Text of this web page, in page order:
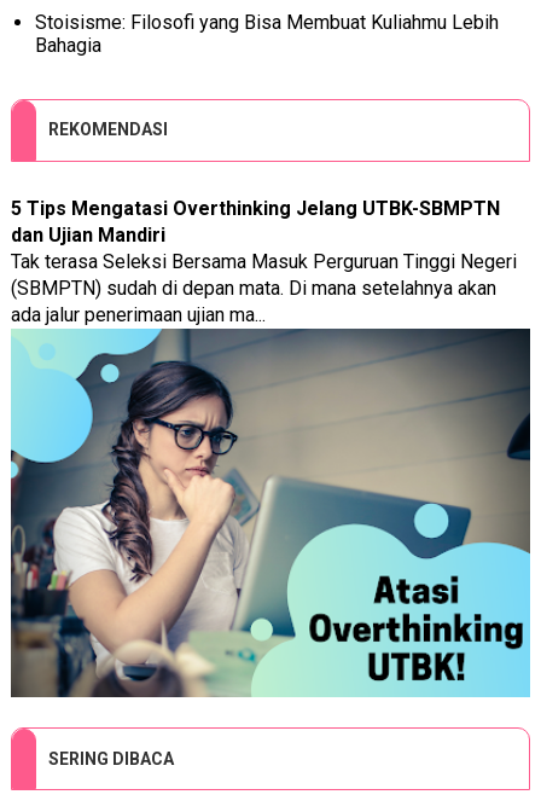
Stoisisme: Filosofi yang Bisa Membuat Kuliahmu Lebih
Bahagia
REKOMENDASI
5 Tips Mengatasi Overthinking Jelang UTBK-SBMPTN
dan Ujian Mandiri
Tak terasa Seleksi Bersama Masuk Perguruan Tinggi Negeri
(SBMPTN) sudah di depan mata. Di mana setelahnya akan
ada jalur penerimaan ujian ma...
SERING DIBACA